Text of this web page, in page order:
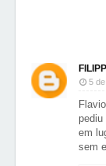
5
em
sem